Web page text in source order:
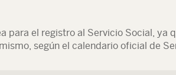
para el registro al Servicio Social, ya
según el calendario oficial de